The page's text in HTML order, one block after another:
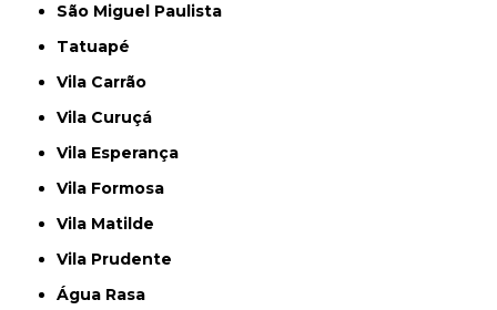
São Miguel Paulista
Tatuapé
Vila Carrão
Vila Curuçá
Vila Esperança
Vila Formosa
Vila Matilde
Vila Prudente
Água Rasa